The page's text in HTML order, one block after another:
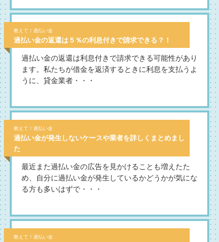
教えて！過払い金
過払い金の返還は５％の利息付きで請求できる？！
過払い金の返還は利息付きで請求できる可能性があり
ます。私たちが借金を返済するときに利息を支払うよ
うに、貸金業者・・・
教えて！過払い金
過払い金が発生しないケースや業者を詳しくまとめまし
た
最近また過払い金の広告を見かけることも増えたた
め、自分に過払い金が発生しているかどうかが気にな
る方も多いはずで・・・
教えて！過払い金